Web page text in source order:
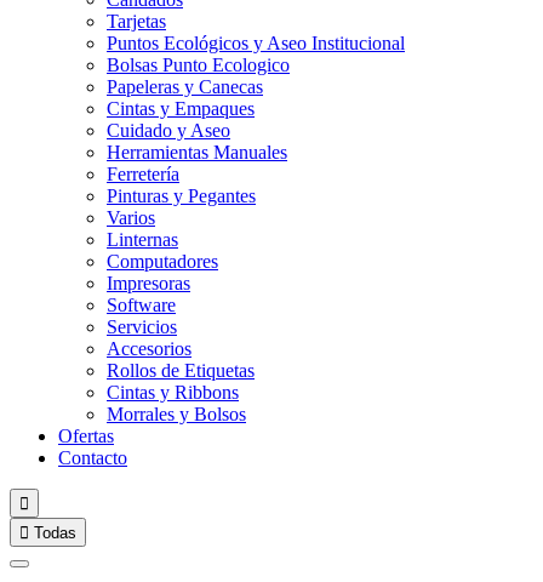
Tarjetas
Puntos Ecológicos y Aseo Institucional
Bolsas Punto Ecologico
Papeleras y Canecas
Cintas y Empaques
Cuidado y Aseo
Herramientas Manuales
Ferretería
Pinturas y Pegantes
Varios
Linternas
Computadores
Impresoras
Software
Servicios
Accesorios
Rollos de Etiquetas
Cintas y Ribbons
Morrales y Bolsos
Ofertas
Contacto

 Todas